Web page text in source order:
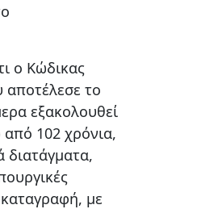
ο Κώδικας
αποτέλεσε το
εξακολουθεί
102 χρόνια,
διατάγματα,
με